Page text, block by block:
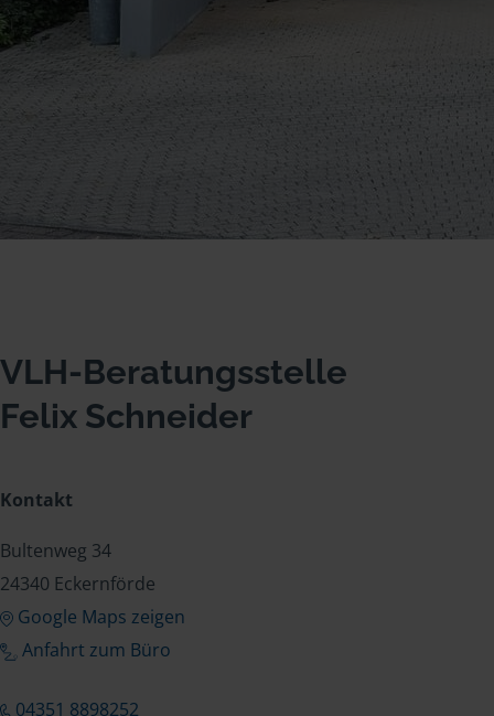
VLH-Beratungsstelle
Felix Schneider
Kontakt
Bultenweg 34
24340 Eckernförde
Google Maps zeigen
Anfahrt zum Büro
04351 8898252